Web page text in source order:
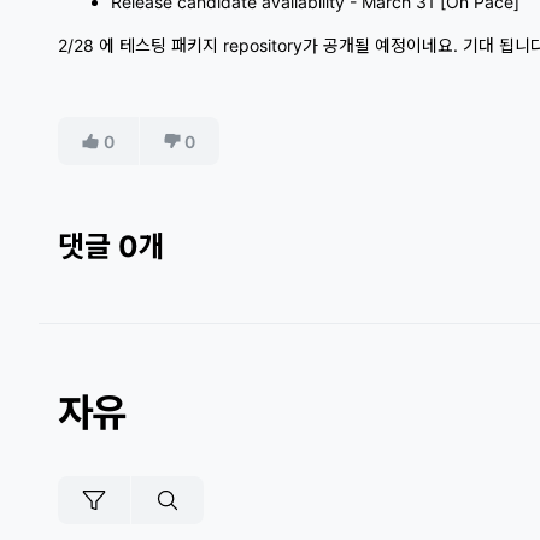
2/28 에 테스팅 패키지 repository가 공개될 예정이네요. 기대 됩니
0 0
댓글 0개
자유